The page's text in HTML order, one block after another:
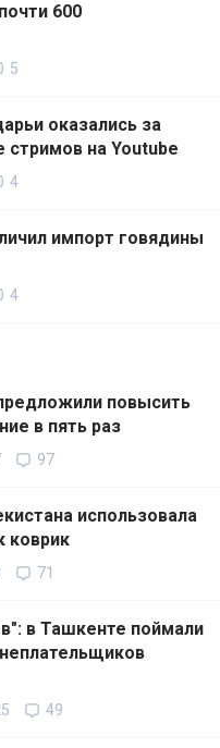
600
5
оказались за
стримов на Youtube
4
импорт говядины
4
повысить
в пять раз
97
использовала
коврик
71
в Ташкенте поймали
49